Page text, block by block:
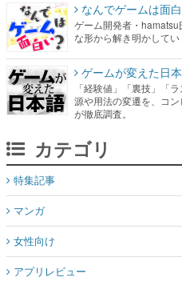
なんでゲームは面
ゲーム開発者・
な形から解き明かしてい
ゲームが変えた日
「経験値」「裏技」「
源や用法の変遷を、コ
が徹底調査。
カテゴリ
特集記事
マンガ
女性向け
アプリレビュー